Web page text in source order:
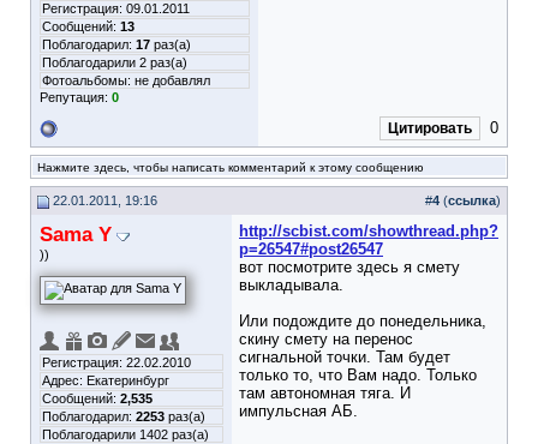
Регистрация: 09.01.2011
Сообщений: 13
Поблагодарил: 17 раз(а)
Поблагодарили 2 раз(а)
Фотоальбомы: не добавлял
Репутация: 0
Цитировать 0
Нажмите здесь, чтобы написать комментарий к этому сообщению
22.01.2011, 19:16 #4 (ссылка)
Sama Y
))
Регистрация: 22.02.2010
Адрес: Екатеринбург
Сообщений: 2,535
Поблагодарил: 2253 раз(а)
Поблагодарили 1402 раз(а)
http://scbist.com/showthread.php?
p=26547#post26547
вот посмотрите здесь я смету
выкладывала.
Или подождите до понедельника,
скину смету на перенос
сигнальной точки. Там будет
только то, что Вам надо. Только
там автономная тяга. И
импульсная АБ.